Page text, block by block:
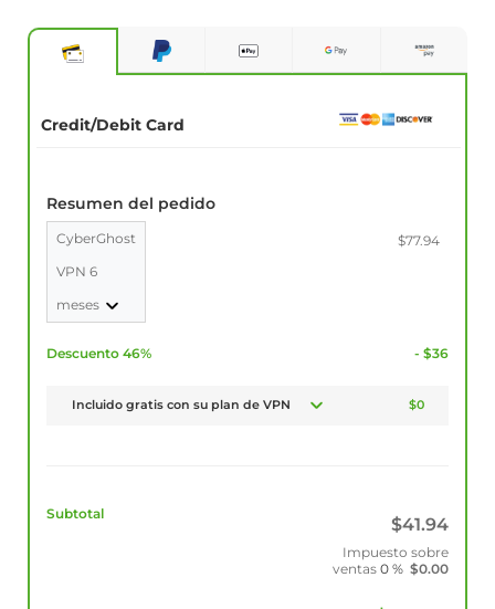
Credit/Debit Card
Resumen del pedido
CyberGhost
VPN 6
meses
$77.94
Descuento 46% - $36
Incluido gratis con su plan de VPN $0
Subtotal
$41.94
Impuesto sobre
ventas 0 % $0.00